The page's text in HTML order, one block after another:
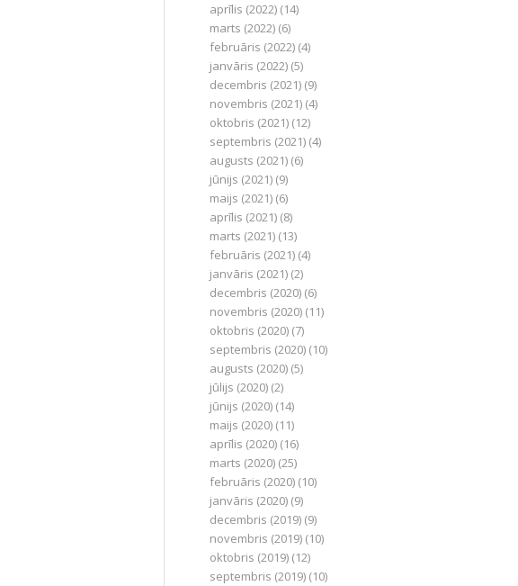
aprīlis (2022) (14)
marts (2022) (6)
februāris (2022) (4)
janvāris (2022) (5)
decembris (2021) (9)
novembris (2021) (4)
oktobris (2021) (12)
septembris (2021) (4)
augusts (2021) (6)
jūnijs (2021) (9)
maijs (2021) (6)
aprīlis (2021) (8)
marts (2021) (13)
februāris (2021) (4)
janvāris (2021) (2)
decembris (2020) (6)
novembris (2020) (11)
oktobris (2020) (7)
septembris (2020) (10)
augusts (2020) (5)
jūlijs (2020) (2)
jūnijs (2020) (14)
maijs (2020) (11)
aprīlis (2020) (16)
marts (2020) (25)
februāris (2020) (10)
janvāris (2020) (9)
decembris (2019) (9)
novembris (2019) (10)
oktobris (2019) (12)
septembris (2019) (10)